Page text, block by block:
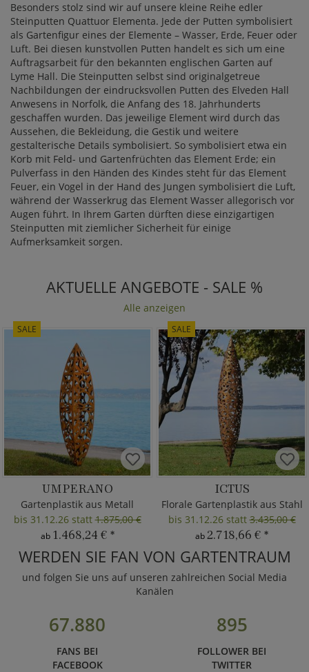
Besonders stolz sind wir auf unsere kleine Reihe edler
Steinputten Quattuor Elementa. Jede der Putten symbolisiert
als Gartenfigur eines der Elemente – Wasser, Erde, Feuer oder
Luft. Bei diesen kunstvollen Putten handelt es sich um eine
Auftragsarbeit für den bekannten englischen Garten auf
Lyme Hall. Die Steinputten selbst sind originalgetreue
Nachbildungen der eindrucksvollen Putten des Elveden Hall
Anwesens in Norfolk, die Anfang des 18. Jahrhunderts
geschaffen wurden. Das jeweilige Element wird durch das
Aussehen, die Bekleidung, die Gestik und weitere
gestalterische Details symbolisiert. So symbolisiert etwa ein
Korb mit Feld- und Gartenfrüchten das Element Erde; ein
Pulverfass in den Händen des Kindes steht für das Element
Feuer, ein Vogel in der Hand des Jungen symbolisiert die Luft,
während der Wasserkrug das Element Wasser allegorisch vor
Augen führt. In Ihrem Garten dürften diese einzigartigen
Steinputten mit ziemlicher Sicherheit für einige
Aufmerksamkeit sorgen.
AKTUELLE ANGEBOTE - SALE %
Alle anzeigen
SALE
UMPERANO
Gartenplastik aus Metall
bis 31.12.26 statt1.875,00 €
ab 1.468,24 € *
SALE
ICTUS
Florale Gartenplastik aus Stahl
bis 31.12.26 statt3.435,00 €
ab2.718,66 € *
WERDEN SIE FAN VON GARTENTRAUM
und folgen Sie uns auf unseren zahlreichen Social Media
Kanälen
67.880
FANS BEI
FACEBOOK
895
FOLLOWER BEI
TWITTER